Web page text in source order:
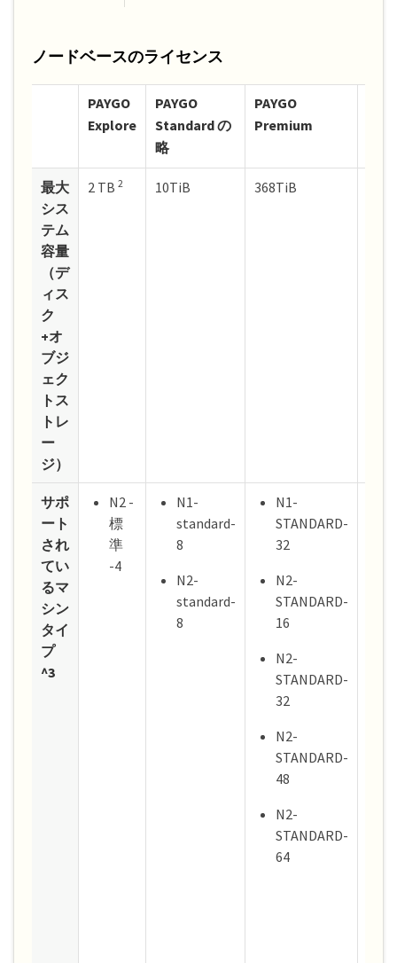
ノードベースのライセンス
PAYGO
Explore
PAYGO
Standard の
略
PAYGO
Premium
最大
シス
テム
容量
（デ
ィス
ク
+オ
ブジ
ェク
トス
トレ
ー
ジ）
2 TB 2 10TiB 368TiB
サポ
ート
され
てい
るマ
シン
タイ
プ
^3
N2 -
標
準
-4
N1-
standard-
8
N2-
standard-
8
N1-
STANDARD-
32
N2-
STANDARD-
16
N2-
STANDARD-
32
N2-
STANDARD-
48
N2-
STANDARD-
64